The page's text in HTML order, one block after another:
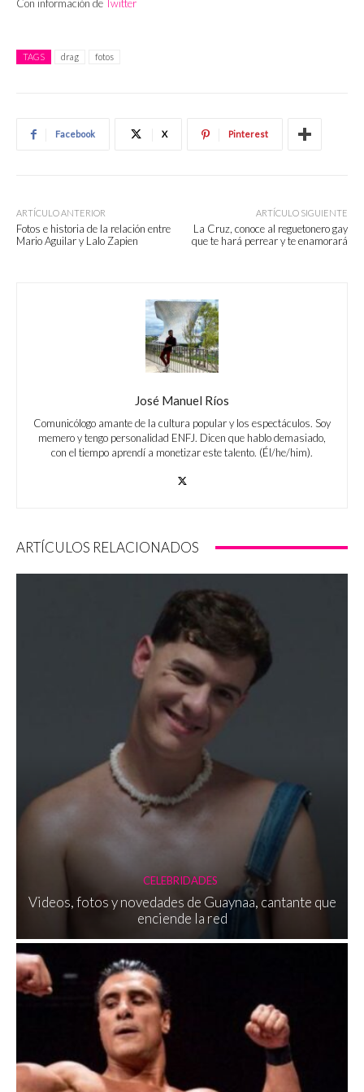
Con información de Twitter
TAGS drag fotos
Facebook X Pinterest
ARTÍCULO ANTERIOR
Fotos e historia de la relación entre
Mario Aguilar y Lalo Zapien
ARTÍCULO SIGUIENTE
La Cruz, conoce al reguetonero gay
que te hará perrear y te enamorará
José Manuel Ríos
Comunicólogo amante de la cultura popular y los espectáculos. Soy
memero y tengo personalidad ENFJ. Dicen que hablo demasiado,
con el tiempo aprendí a monetizar este talento. (Él/he/him).
ARTÍCULOS RELACIONADOS
CELEBRIDADES
Videos, fotos y novedades de Guaynaa, cantante que
enciende la red